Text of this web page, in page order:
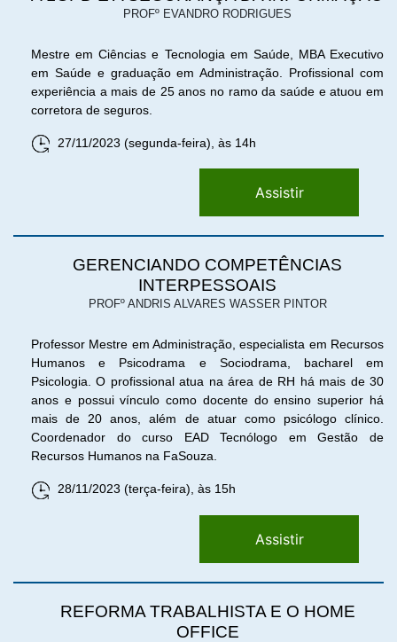
PROFº EVANDRO RODRIGUES
Mestre em Ciências e Tecnologia em Saúde, MBA Executivo
em Saúde e graduação em Administração. Profissional com
experiência a mais de 25 anos no ramo da saúde e atuou em
corretora de seguros.
27/11/2023 (segunda-feira), às 14h
Assistir
GERENCIANDO COMPETÊNCIAS
INTERPESSOAIS
PROFº ANDRIS ALVARES WASSER PINTOR
Professor Mestre em Administração, especialista em Recursos
Humanos e Psicodrama e Sociodrama, bacharel em
Psicologia. O profissional atua na área de RH há mais de 30
anos e possui vínculo como docente do ensino superior há
mais de 20 anos, além de atuar como psicólogo clínico.
Coordenador do curso EAD Tecnólogo em Gestão de
Recursos Humanos na FaSouza.
28/11/2023 (terça-feira), às 15h
Assistir
REFORMA TRABALHISTA E O HOME
OFFICE